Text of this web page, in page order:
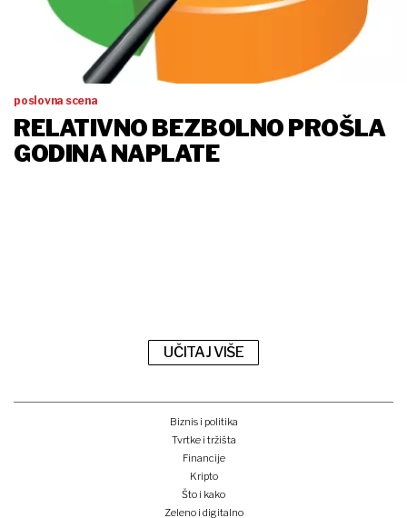
poslovna scena
RELATIVNO BEZBOLNO PROŠLA
GODINA NAPLATE
UČITAJ VIŠE
Biznis i politika
Tvrtke i tržišta
Financije
Kripto
Što i kako
Zeleno i digitalno